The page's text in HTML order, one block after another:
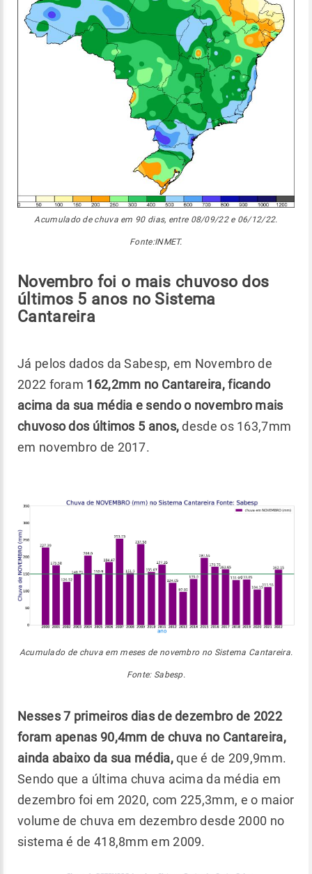
Acumulado de chuva em 90 dias, entre 08/09/22 e 06/12/22.
Fonte:INMET.
Novembro foi o mais chuvoso dos
últimos 5 anos no Sistema
Cantareira
Já pelos dados da Sabesp, em Novembro de
2022 foram 162,2mm no Cantareira, ficando
acima da sua média e sendo o novembro mais
chuvoso dos últimos 5 anos,desde os 163,7mm
em novembro de 2017.
Acumulado de chuva em meses de novembro no Sistema Cantareira.
Fonte: Sabesp.
Nesses 7 primeiros dias de dezembro de 2022
foram apenas 90,4mm de chuva no Cantareira,
ainda abaixo da sua média,que é de 209,9mm.
Sendo que a última chuva acima da média em
dezembro foi em 2020, com 225,3mm, e o maior
volume de chuva em dezembro desde 2000 no
sistema é de 418,8mm em 2009.